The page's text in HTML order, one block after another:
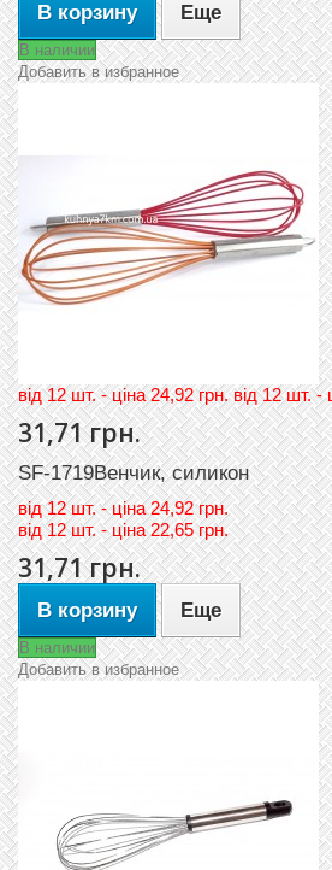
В корзину Еще
В наличии
Добавить в избранное
вiд 12 шт. - цiна 24,92 грн. вiд 12 шт. -
31,71 грн.
SF-1719Венчик, силикон
вiд12 шт. - цiна 24,92 грн.
вiд12 шт. - цiна 22,65 грн.
31,71 грн.
В корзину Еще
В наличии
Добавить в избранное